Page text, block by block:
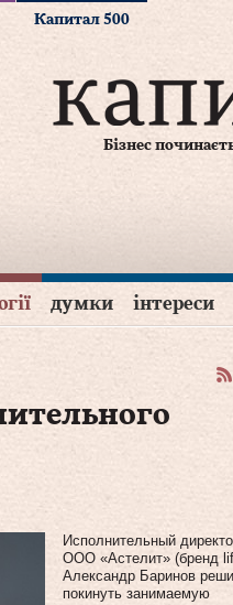
Капитал 500
Бізнес
думки інтереси
Исполнительный
ООО «Астелит» (бренд
Александр Баринов
покинуть занимаемую